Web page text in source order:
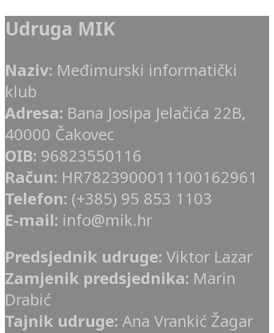
Udruga MIK
Naziv: Međimurski informatički
klub
Adresa: Bana Josipa Jelačića 22B,
40000 Čakovec
OIB: 96823550116
Račun: HR7823900011100162961
Telefon: (+385) 95 853 1103
E-mail: info@mik.hr
Predsjednik udruge: Viktor Lazar
Zamjenik predsjednika: Marin
Drabić
Tajnik udruge: Ana Vrankić Žagar